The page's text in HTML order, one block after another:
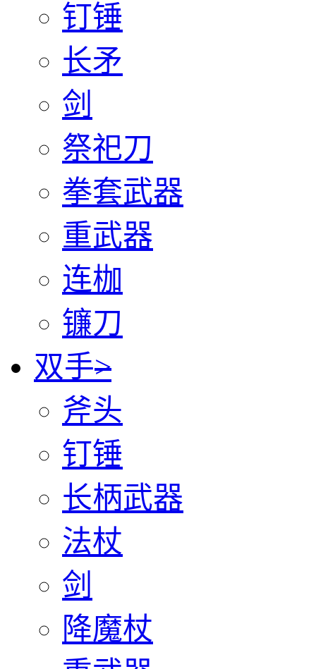
钉锤
长矛
剑
祭祀刀
拳套武器
重武器
连枷
镰刀
双手>
斧头
钉锤
长柄武器
法杖
剑
降魔杖